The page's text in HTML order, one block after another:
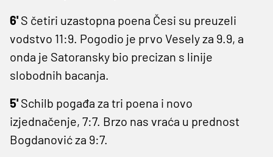
6' S četiri uzastopna poena Česi su preuzeli
vodstvo 11:9. Pogodio je prvo Vesely za 9.9, a
onda je Satoransky bio precizan s linije
slobodnih bacanja.
5' Schilb pogađa za tri poena i novo
izjednačenje, 7:7. Brzo nas vraća u prednost
Bogdanović za 9:7.